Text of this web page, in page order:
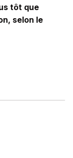
tôt que
selon le